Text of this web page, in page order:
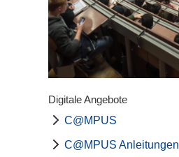
Digitale Angebote
C@MPUS
C@MPUS Anleitungen